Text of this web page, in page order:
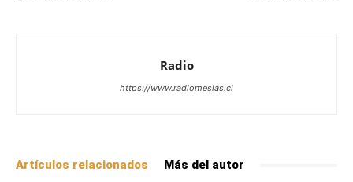
Radio
https://www.radiomesias.cl
Artículos relacionados Más del autor